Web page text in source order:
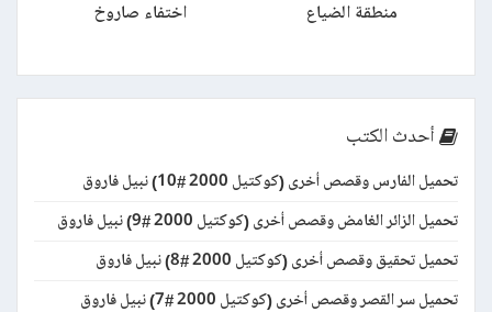
منطقة الضياع اختفاء صاروخ
أحدث الكتب
تحميل الفارس وقصص أخرى (كوكتيل 2000 #10) نبيل فاروق
تحميل الزائر الغامض وقصص أخرى (كوكتيل 2000 #9) نبيل فاروق
تحميل تحقيق وقصص أخرى (كوكتيل 2000 #8) نبيل فاروق
تحميل سر القصر وقصص أخرى (كوكتيل 2000 #7) نبيل فاروق